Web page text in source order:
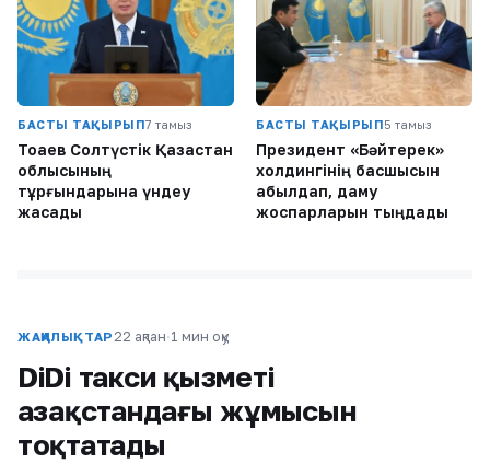
БАСТЫ ТАҚЫРЫП7 тамыз
Тоқаев Солтүстік Қазақстан
облысының
тұрғындарына үндеу
жасады
БАСТЫ ТАҚЫРЫП5 тамыз
Президент «Бәйтерек»
холдингінің басшысын
қабылдап, даму
жоспарларын тыңдады
ЖАҢАЛЫҚТАР 22 ақпан·1 мин оқу
DiDi такси қызметі
Қазақстандағы жұмысын
тоқтатады